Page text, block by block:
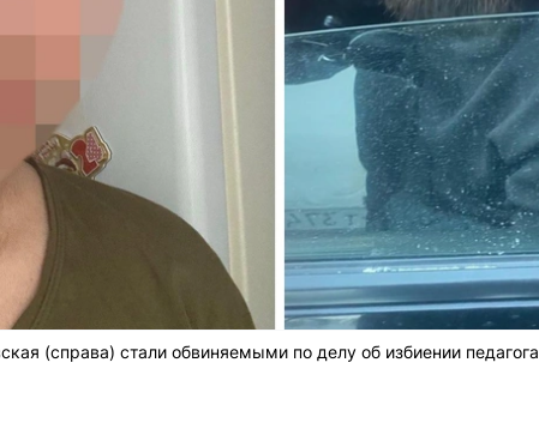
(справа) стали обвиняемыми по делу об избиении педагога